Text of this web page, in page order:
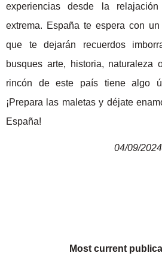
experiencias desde la
extrema. España te espera con
que te dejarán recuerdos
busques arte, historia, naturaleza
rincón de este país tiene algo
¡Prepara las maletas y déjate
España!
04/09/
Most current